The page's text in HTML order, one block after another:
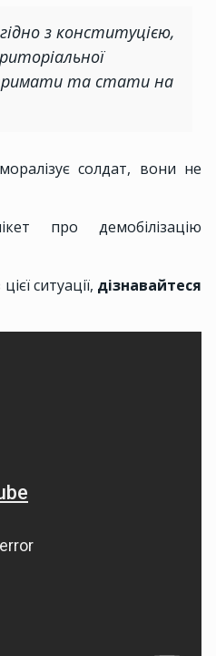
з конституцією,
та стати на
солдат, вони не
про демобілізацію
ситуації, дізнавайтеся